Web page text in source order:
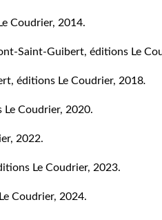
Coudrier, 2014.
Saint-Guibert, éditions Le
éditions Le Coudrier, 2018.
Coudrier, 2020.
2022.
Le Coudrier, 2023.
Coudrier, 2024.